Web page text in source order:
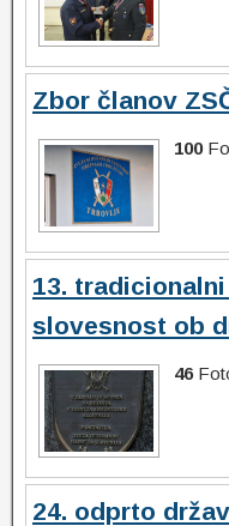
Zbor članov
100
13.
slovesnost ob
46
24. odprto